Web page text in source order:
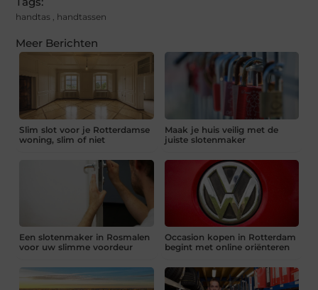
handtas , handtassen
Meer Berichten
Slim slot voor je Rotterdamse
woning, slim of niet
Maak je huis veilig met de
juiste slotenmaker
Een slotenmaker in Rosmalen
voor uw slimme voordeur
Occasion kopen in Rotterdam
begint met online oriënteren